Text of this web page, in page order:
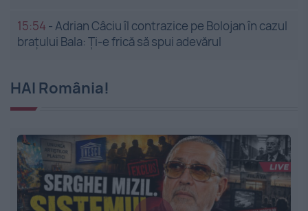
15:54 -Adrian Câciu îl contrazice pe Bolojan în cazul
brațului Bala: Ți-e frică să spui adevărul
HAI România!